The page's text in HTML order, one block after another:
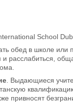
School
обед в школе
и расслабиться,
. Выдающиеся
привносят